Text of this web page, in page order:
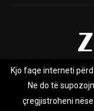
Rreth nesh
Kjo faqe interneti
Ne do të
çregjistroheni nëse